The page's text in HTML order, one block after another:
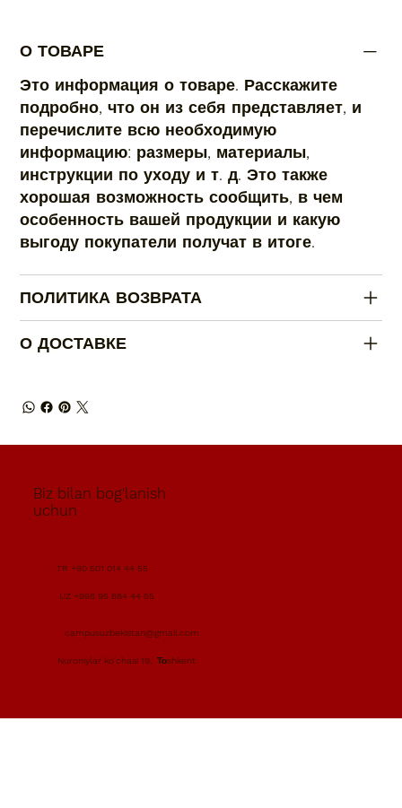
О ТОВАРЕ
Это информация о товаре. Расскажите
подробно, что он из себя представляет, и
перечислите всю необходимую
информацию: размеры, материалы,
инструкции по уходу и т. д. Это также
хорошая возможность сообщить, в чем
особенность вашей продукции и какую
выгоду покупатели получат в итоге.
ПОЛИТИКА ВОЗВРАТА
О ДОСТАВКЕ
Biz bilan bog'lanish
uchun
TR +90 501 014 44 55
UZ +998 95 884 44 55
campusuzbekistan@gmail.com
Nuroniylar ko'chasi 19, Тоshkent